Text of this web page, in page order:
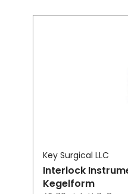
Key Surgical LLC
Interlock
Kegelform